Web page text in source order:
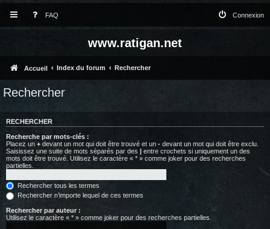
FAQ Connexion
www.ratigan.net
Accueil Index du forum Rechercher
Rechercher
RECHERCHER
Recherche par mots-clés :
Placez un + devant un mot qui doit être trouvé et un - devant un mot qui doit être exclu.
Saisissez une suite de mots séparés par des | entre crochets si uniquement un des
mots doit être trouvé. Utilisez le caractère « * » comme joker pour des recherches
partielles.
Rechercher tous les termes
Rechercher n’importe lequel de ces termes
Rechercher par auteur :
Utilisez le caractère « * » comme joker pour des recherches partielles.